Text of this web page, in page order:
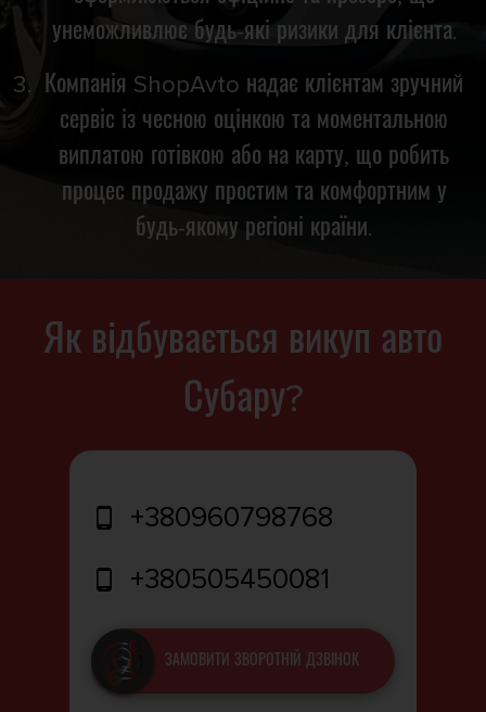
унеможливлює будь-які ризики для клієнта.
Компанія ShopAvto надає клієнтам зручний
сервіс із чесною оцінкою та моментальною
виплатою готівкою або на карту, що робить
процес продажу простим та комфортним у
будь-якому регіоні країни.
Як відбувається викуп авто
Субару?
+380960798768
+380505450081
ЗАМОВИТИ ЗВОРОТНІЙ ДЗВІНОК